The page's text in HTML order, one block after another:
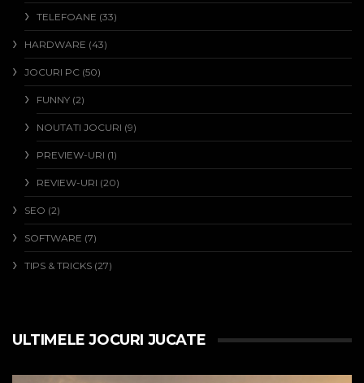
TELEFOANE (33)
HARDWARE (43)
JOCURI PC (50)
FUNNY (2)
NOUTATI JOCURI (9)
PREVIEW-URI (1)
REVIEW-URI (20)
SEO (2)
SOFTWARE (7)
TIPS & TRICKS (27)
ULTIMELE JOCURI JUCATE